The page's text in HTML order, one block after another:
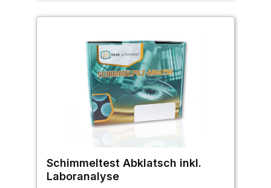
Schimmeltest Abklatsch inkl.
Laboranalyse